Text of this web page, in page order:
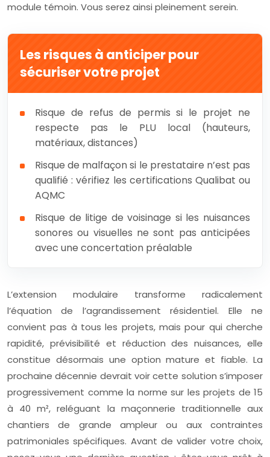
module témoin. Vous serez ainsi pleinement serein.
Les risques à anticiper pour
sécuriser votre projet
Risque de refus de permis si le projet ne
respecte pas le PLU local (hauteurs,
matériaux, distances)
Risque de malfaçon si le prestataire n’est pas
qualifié : vérifiez les certifications Qualibat ou
AQMC
Risque de litige de voisinage si les nuisances
sonores ou visuelles ne sont pas anticipées
avec une concertation préalable
L’extension modulaire transforme radicalement
l’équation de l’agrandissement résidentiel. Elle ne
convient pas à tous les projets, mais pour qui cherche
rapidité, prévisibilité et réduction des nuisances, elle
constitue désormais une option mature et fiable. La
prochaine décennie devrait voir cette solution s’imposer
progressivement comme la norme sur les projets de 15
à 40 m², reléguant la maçonnerie traditionnelle aux
chantiers de grande ampleur ou aux contraintes
patrimoniales spécifiques. Avant de valider votre choix,